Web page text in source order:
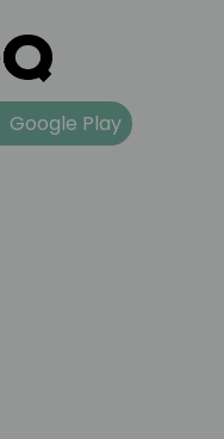
Google Play